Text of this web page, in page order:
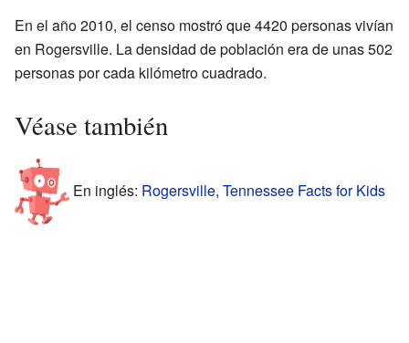
En el año 2010, el censo mostró que 4420 personas vivían
en Rogersville. La densidad de población era de unas 502
personas por cada kilómetro cuadrado.
Véase también
En inglés: Rogersville, Tennessee Facts for Kids